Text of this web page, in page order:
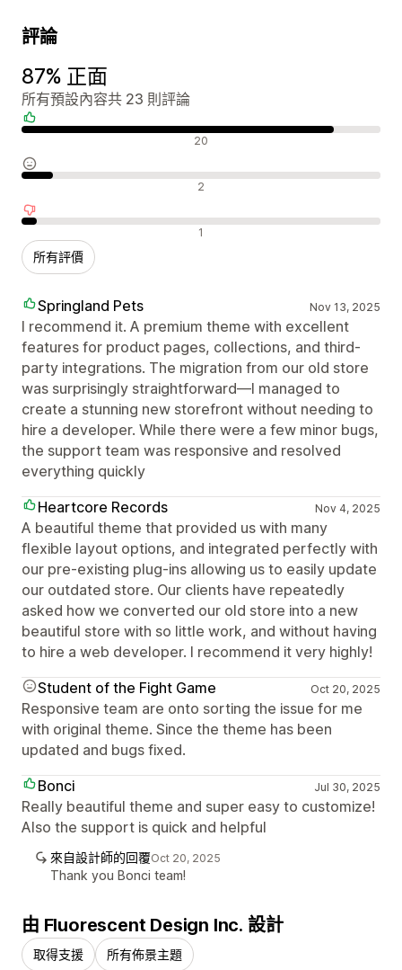
評論
87% 正面
所有預設內容共 23 則評論
正面評論 20
中立評論 2
負面評論 1
所有評價
Springland Pets Nov 13, 2025
I recommend it. A premium theme with excellent
features for product pages, collections, and third-
party integrations. The migration from our old store
was surprisingly straightforward—I managed to
create a stunning new storefront without needing to
hire a developer. While there were a few minor bugs,
the support team was responsive and resolved
everything quickly
Heartcore Records
Nov 4, 2025
A beautiful theme that provided us with many
flexible layout options, and integrated perfectly with
our pre-existing plug-ins allowing us to easily update
our outdated store. Our clients have repeatedly
asked how we converted our old store into a new
beautiful store with so little work, and without having
to hire a web developer. I recommend it very highly!
Student of the Fight Game
Oct 20, 2025
Responsive team are onto sorting the issue for me
with original theme. Since the theme has been
updated and bugs fixed.
Bonci
Jul 30, 2025
Really beautiful theme and super easy to customize!
Also the support is quick and helpful
來自設計師的回覆Oct 20, 2025
Thank you Bonci team!
由 Fluorescent Design Inc. 設計
取得支援 所有佈景主題